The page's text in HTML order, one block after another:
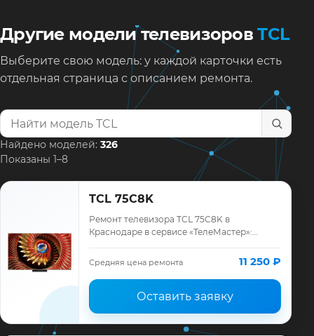
Другие модели телевизоровTCL
Выберите свою модель: у каждой карточки есть
отдельная страница с описанием ремонта.
Найти модель телевизора
Найдено моделей: 326
Показаны 1–8
TCL 75C8K
Ремонт телевизора TCL 75C8K в
Краснодаре в сервисе «ТелеМастер»:
ремонта, запчасти и гарантия до 12
месяцев.
Средняя цена ремонта 11 250 ₽
Оставить заявку